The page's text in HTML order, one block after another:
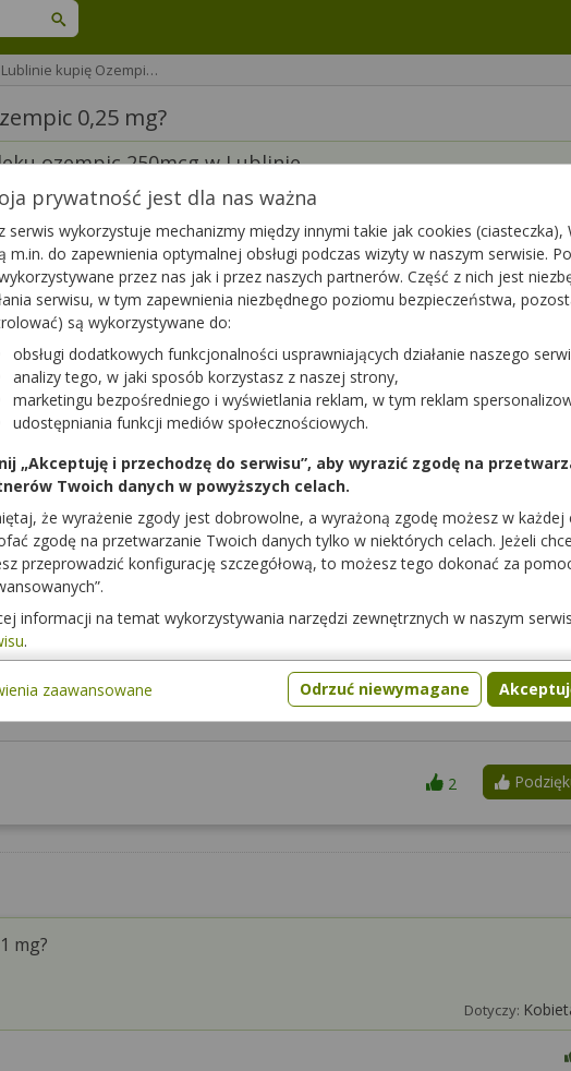
kupię Ozempi…
0,25 mg?
ozempic 250mcg w Lublinie.
w Twoim mieście ma lek
leków w ponad aptek w całej Polsce!
Sprawdź
trudnodostępny na rynku, a jego dostępność zadeklarowała bardzo
link do listy aptek, które zadeklarowały posiadanie tego produktu:
prezentują apteki znajdujące się najbliżej wprowadzonej lokalizacji –
oczekiwać na potwierdzenie rezerwacji przez aptekę. Dopiero wówczas
dla niego zarezerwowany i może udać się do apteki po jego odbiór. Jeśli
telefoniczny kontakt z apteką w celu potwierdzenia dostępności
2
mg?
Dotyczy:
prywatność jest dla nas ważna
serwis wykorzystuje mechanizmy między innymi takie jak cookies (ciasteczka),
m.in. do zapewnienia optymalnej obsługi podczas wizyty w naszym serwisie.
przez nas jak i przez naszych partnerów. Część z nich jest
serwisu, w tym zapewnienia niezbędnego poziomu bezpieczeństwa,
są wykorzystywane do:
obsługi dodatkowych funkcjonalności usprawniających działanie naszego
analizy tego, w jaki sposób korzystasz z naszej strony,
marketingu bezpośredniego i wyświetlania reklam, w tym reklam
udostępniania funkcji mediów społecznościowych.
„Akceptuję i przechodzę do serwisu”, aby wyrazić zgodę na
Twoich danych w powyższych celach.
że wyrażenie zgody jest dobrowolne, a wyrażoną zgodę możesz w
zgodę na przetwarzanie Twoich danych tylko w niektórych celach. Jeżeli
przeprowadzić konfigurację szczegółową, to możesz tego dokonać za
informacji na temat wykorzystywania narzędzi zewnętrznych w naszym
.
Odrzuć niewymagane
zaawansowane